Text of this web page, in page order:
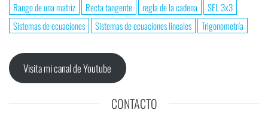
Rango de una matriz
Recta tangente regla de la cadena
SEL 3x3
Sistemas de ecuaciones
Sistemas de ecuaciones lineales Trigonometría
Visita mi canal de Youtube
CONTACTO